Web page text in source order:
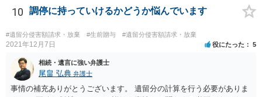
10 調停に持っていけるかどうか悩んでいます
#遺留分侵害額請求・放棄 #生前贈与 #遺留分侵害額請求・放棄
2021年12月7日 役にたった 5
相続・遺言に強い弁護士
尾畠 弘典 弁護士
事情の補充ありがとうございます。 遺留分の計算を行う必要がありま